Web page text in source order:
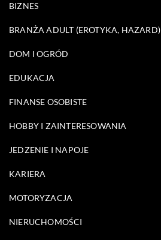
BIZNES
BRANŻA ADULT (EROTYKA, HAZARD)
DOM I OGRÓD
EDUKACJA
FINANSE OSOBISTE
HOBBY I ZAINTERESOWANIA
JEDZENIE I NAPOJE
KARIERA
MOTORYZACJA
NIERUCHOMOŚCI